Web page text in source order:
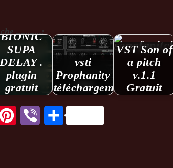
...........:
BIONIC
SUPA
DELAY .
plugin
gratuit
vsti
Prophanity
téléchargement
VST Son of
a pitch
v.1.1
Gratuit
Pinterest Viber Partager